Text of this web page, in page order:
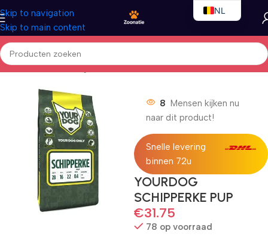
Skip to navigation
Skip to main content
Home/Honden/Droogvoer
8 Mensen kijken nu
naar dit product!
Snelle levering
binnen 72u
YOURDOG
SCHIPPERKE PUP
€31.75
78 op voorraad
NL